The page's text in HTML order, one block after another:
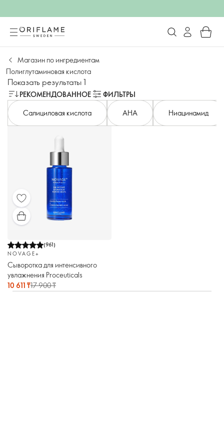
Магазин по ингредиентам
Полиглутаминовая кислота
Показать результаты 1
РЕКОМЕНДОВАННОЕ
ФИЛЬТРЫ
Салициловая кислота
AHA Ниацинамид
(961)
NOVAGE+
Сыворотка для интенсивного
увлажнения Proceuticals
10 611 ₸17 900 ₸